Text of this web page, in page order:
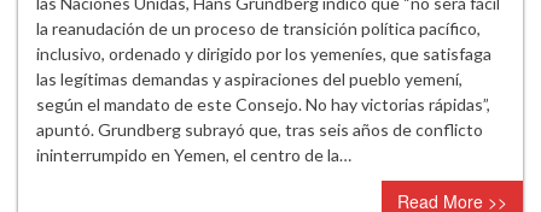
sigue
prolongando
el
conflicto
en
no
habrá
la reanudación de un proceso de transición política pacífico,
inclusivo, ordenado y dirigido por los yemeníes, que satisfaga
las legítimas demandas y aspiraciones del pueblo yemení,
según el mandato de este Consejo. No hay victorias rápidas”,
apuntó. Grundberg subrayó que, tras seis años de conflicto
ininterrumpido en Yemen, el centro de la…
Read More >>